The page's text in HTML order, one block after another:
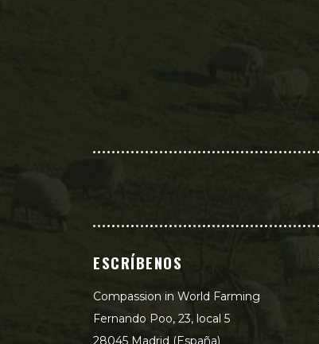
ESCRÍBENOS
Compassion in World Farming
Fernando Poo, 23, local 5
28045 Madrid (España)